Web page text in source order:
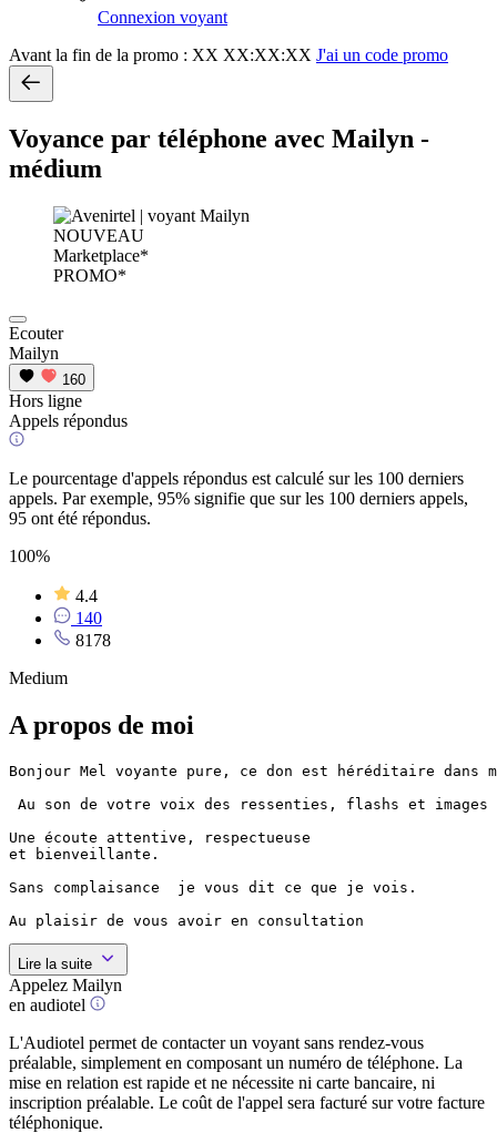
Connexion voyant
Avant la fin de la promo : XX XX:XX:XX J'ai un code promo
Voyance par téléphone avec Mailyn -
médium
NOUVEAU
Marketplace*
PROMO*
Ecouter
Mailyn
160
Hors ligne
Appels répondus
Le pourcentage d'appels répondus est calculé sur les 100 derniers
appels. Par exemple, 95% signifie que sur les 100 derniers appels,
95 ont été répondus.
100%
4.4
140
8178
Medium
A propos de moi
Bonjour Mel voyante pure, ce don est héréditaire
Au son de votre voix des ressenties, flashs et
Une écoute attentive, respectueuse
et bienveillante.
Sans complaisance  je vous dit ce que je vois.
Au plaisir de vous avoir en consultation
Lire la suite
Appelez Mailyn
en audiotel
L'Audiotel permet de contacter un voyant sans rendez-vous
préalable, simplement en composant un numéro de téléphone. La
mise en relation est rapide et ne nécessite ni carte bancaire, ni
inscription préalable. Le coût de l'appel sera facturé sur votre facture
téléphonique.